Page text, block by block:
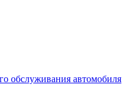
обслуживания автомобиля